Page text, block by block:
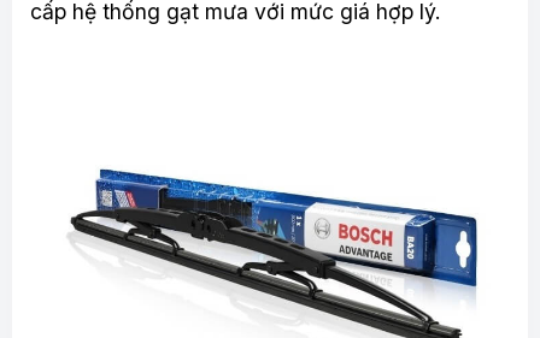
cấp hệ thống gạt mưa với mức giá hợp lý.